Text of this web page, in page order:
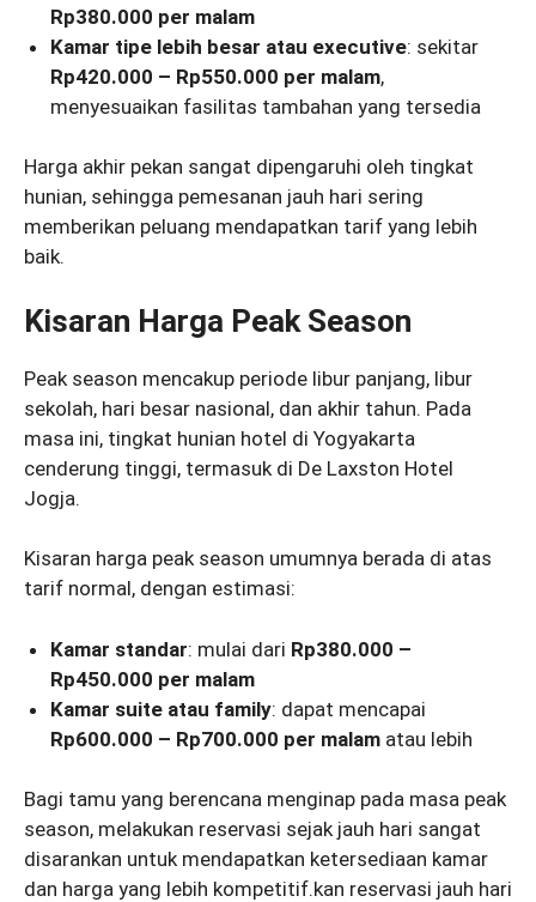
Rp380.000 per malam
Kamar tipe lebih besar atau executive: sekitar
Rp420.000 – Rp550.000 per malam,
menyesuaikan fasilitas tambahan yang tersedia
Harga akhir pekan sangat dipengaruhi oleh tingkat
hunian, sehingga pemesanan jauh hari sering
memberikan peluang mendapatkan tarif yang lebih
baik.
Kisaran Harga Peak Season
Peak season mencakup periode libur panjang, libur
sekolah, hari besar nasional, dan akhir tahun. Pada
masa ini, tingkat hunian hotel di Yogyakarta
cenderung tinggi, termasuk di De Laxston Hotel
Jogja.
Kisaran harga peak season umumnya berada di atas
tarif normal, dengan estimasi:
Kamar standar: mulai dari Rp380.000 –
Rp450.000 per malam
Kamar suite atau family: dapat mencapai
Rp600.000 – Rp700.000 per malam atau lebih
Bagi tamu yang berencana menginap pada masa peak
season, melakukan reservasi sejak jauh hari sangat
disarankan untuk mendapatkan ketersediaan kamar
dan harga yang lebih kompetitif.kan reservasi jauh hari